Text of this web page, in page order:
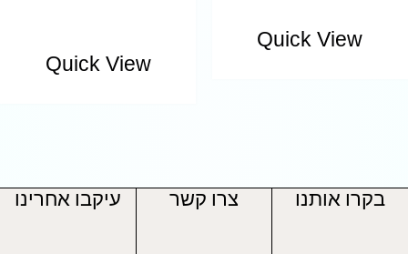
Quick View
Quick View
בקרו אותנו צרו קשר עיקבו אחרינו